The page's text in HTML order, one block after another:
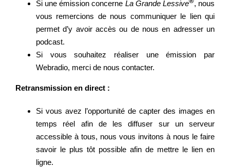
Si une émission concerne La Grande Lessive , nous
vous remercions de nous communiquer le lien qui
permet d’y avoir accès ou de nous en adresser un
podcast.
Si vous souhaitez réaliser une émission par
Webradio, merci de nous contacter.
Retransmission en direct :
Si vous avez l’opportunité de capter des images en
temps réel afin de les diffuser sur un serveur
accessible à tous, nous vous invitons à nous le faire
savoir le plus tôt possible afin de mettre le lien en
ligne.